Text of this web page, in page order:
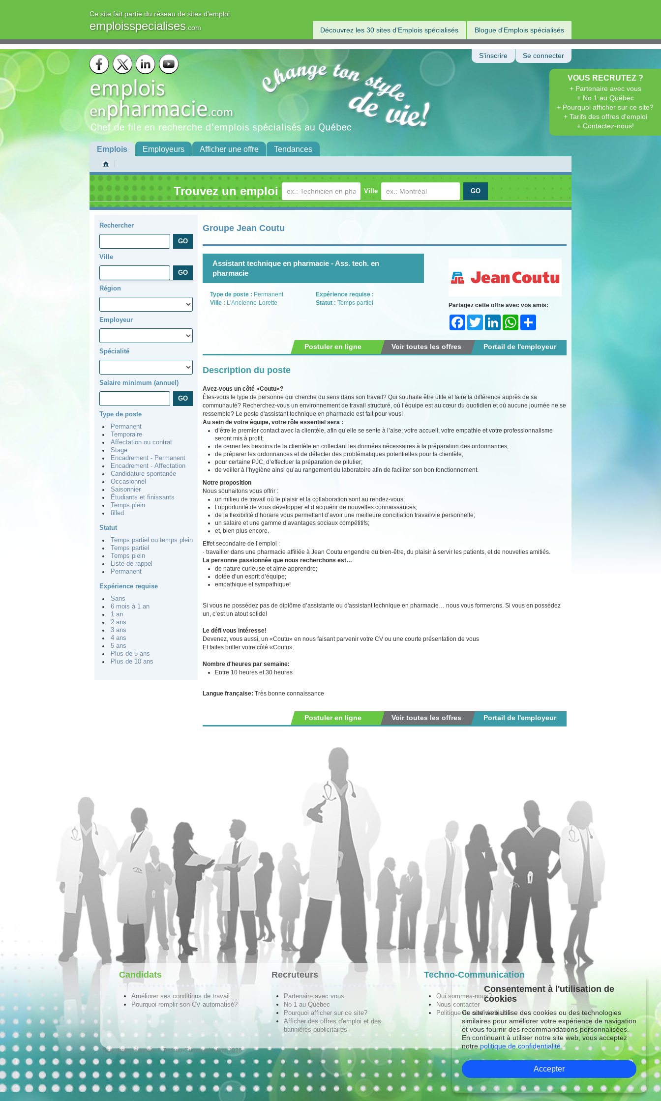
Ce site fait partie du réseau de sites d'emploi
emploisspecialises.com Découvrez les 30 sites d'Emplois spécialisés Blogue d'Emplois spécialisés
VOUS RECRUTEZ ?
+ Partenaire avec vous
+ No 1 au Québec
+ Pourquoi afficher sur ce site?
+ Tarifs des offres d'emploi
+ Contactez-nous!
S'inscrire Se connecter
Emplois Employeurs Afficher une offre Tendances
Trouvez un emploi Ville
Rechercher
Ville
Région
Employeur
Spécialité
Salaire minimum (annuel)
Type de poste
Permanent
Temporaire
Affectation ou contrat
Stage
Encadrement - Permanent
Encadrement - Affectation
Candidature spontanée
Occasionnel
Saisonnier
Étudiants et finissants
Temps plein
filled
Statut
Temps partiel ou temps plein
Temps partiel
Temps plein
Liste de rappel
Permanent
Expérience requise
Sans
6 mois à 1 an
1 an
2 ans
3 ans
4 ans
5 ans
Plus de 5 ans
Plus de 10 ans
Groupe Jean Coutu
Assistant technique en pharmacie - Ass. tech. en
pharmacie
Type de poste : Permanent
Ville : L'Ancienne-Lorette
Expérience requise :
Statut : Temps partiel
Partagez cette offre avec vos amis:
FacebookTwitter LinkedInWhatsApp
Portail de l'employeur
Voir toutes les offres
Postuler en ligne
Description du poste
Avez-vous un côté «Coutu»?
Êtes-vous le type de personne qui cherche du sens dans son travail? Qui souhaite être utile et faire la différence auprès de sa
communauté? Recherchez-vous un environnement de travail structuré, où l’équipe est au cœur du quotidien et où aucune journée ne se
ressemble? Le poste d'assistant technique en pharmacie est fait pour vous!
Au sein de votre équipe, votre rôle essentiel sera :
d’être le premier contact avec la clientèle, afin qu’elle se sente à l’aise; votre accueil, votre empathie et votre professionnalisme
seront mis à profit;
de cerner les besoins de la clientèle en collectant les données nécessaires à la préparation des ordonnances;
de préparer les ordonnances et de détecter des problématiques potentielles pour la clientèle;
pour certaine PJC, d’effectuer la préparation de pilulier;
de veiller à l’hygiène ainsi qu’au rangement du laboratoire afin de faciliter son bon fonctionnement.
Notre proposition
Nous souhaitons vous offrir :
un milieu de travail où le plaisir et la collaboration sont au rendez-vous;
l’opportunité de vous développer et d’acquérir de nouvelles connaissances;
de la flexibilité d’horaire vous permettant d’avoir une meilleure conciliation travail/vie personnelle;
un salaire et une gamme d’avantages sociaux compétitifs;
et, bien plus encore.
Effet secondaire de l’emploi :
· travailler dans une pharmacie affiliée à Jean Coutu engendre du bien-être, du plaisir à servir les patients, et de nouvelles amitiés.
La personne passionnée que nous recherchons est…
de nature curieuse et aime apprendre;
dotée d’un esprit d’équipe;
empathique et sympathique!
Si vous ne possédez pas de diplôme d’assistante ou d'assistant technique en pharmacie… nous vous formerons. Si vous en possédez
un, c’est un atout solide!
Le défi vous intéresse!
Devenez, vous aussi, un «Coutu» en nous faisant parvenir votre CV ou une courte présentation de vous
Et faites briller votre côté «Coutu».
Nombre d'heures par semaine:
Entre 10 heures et 30 heures
Langue française: Très bonne connaissance
Portail de l'employeur
Voir toutes les offres
Postuler en ligne
Candidats
Améliorer ses conditions de travail
Pourquoi remplir son CV automatisé?
Recruteurs
Partenaire avec vous
No 1 au Québec
Pourquoi afficher sur ce site?
Afficher des offres d'emploi et des
bannières publicitaires
Techno-Communication
Qui sommes-nous?
Nous contacter
Politique de confidentialité
Tous droits réservés © Techno-Communication 2026
Consentement à l'utilisation de
cookies
Ce site web utilise des cookies ou des technologies
similaires pour améliorer votre expérience de navigation
et vous fournir des recommandations personnalisées.
En continuant à utiliser notre site web, vous acceptez
notre politique de confidentialité.
Accepter